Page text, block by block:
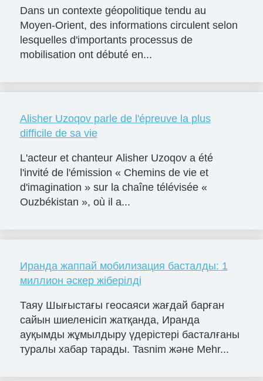
Dans un contexte géopolitique tendu au
Moyen-Orient, des informations circulent selon
lesquelles d'importants processus de
mobilisation ont débuté en...
Alisher Uzoqov parle de l'épreuve la plus
difficile de sa vie
L'acteur et chanteur Alisher Uzoqov a été
l'invité de l'émission « Chemins de vie et
d'imagination » sur la chaîne télévisée «
Ouzbékistan », où il a...
Иранда жаппай мобилизация басталды: 1
миллион әскер жіберілді
Таяу Шығыстағы геосаяси жағдай барған
сайын шиеленісіп жатқанда, Иранда
ауқымды жұмылдыру үдерістері басталғаны
туралы хабар тарады. Tasnim және Mehr...